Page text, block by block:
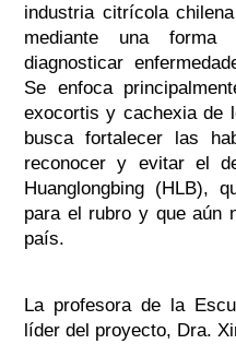
industria citrícola
mediante una
diagnosticar
Se enfoca
exocortis y cachexia de
busca fortalecer las
reconocer y evitar el
Huanglongbing (HLB),
para el rubro y que aún
país.
La profesora de la
líder del proyecto, Dra.